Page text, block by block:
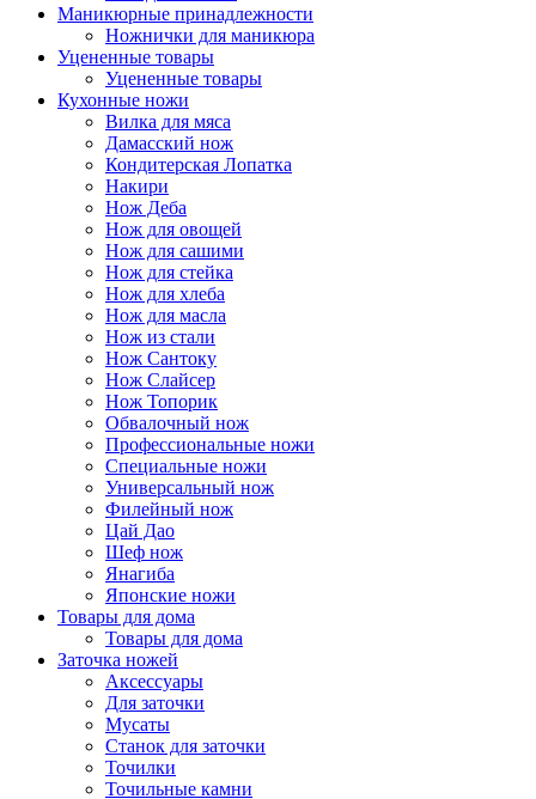
Маникюрные принадлежности
Ножнички для маникюра
Уцененные товары
Уцененные товары
Кухонные ножи
Вилка для мяса
Дамасский нож
Кондитерская Лопатка
Накири
Нож Деба
Нож для овощей
Нож для сашими
Нож для стейка
Нож для хлеба
Нож для масла
Нож из стали
Нож Сантоку
Нож Слайсер
Нож Топорик
Обвалочный нож
Профессиональные ножи
Специальные ножи
Универсальный нож
Филейный нож
Цай Дао
Шеф нож
Янагиба
Японские ножи
Товары для дома
Товары для дома
Заточка ножей
Аксессуары
Для заточки
Мусаты
Станок для заточки
Точилки
Точильные камни